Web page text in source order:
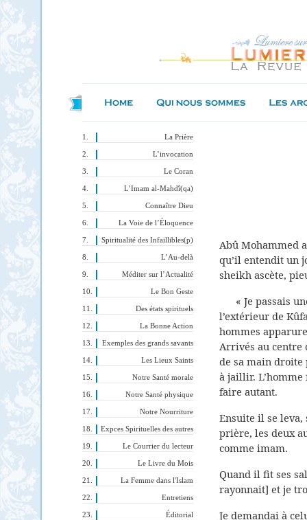
La Prière
L’invocation
Le Coran
L’Imam al-Mahdî(qa)
Connaître Dieu
La Voie de l’Éloquence
Spiritualité des Infaillibles(p)
L’Au-delà
Méditer sur l’Actualité
Le Bon Geste
Des états spirituels
La Bonne Action
Exemples des grands savants
Les Lieux Saints
Notre Santé morale
Notre Santé physique
Notre Nourriture
Expces Spirituelles des autres
Le Courrier du lecteur
Le Livre du Mois
La Femme dans l'Islam
Entretiens
Éditorial
Abû Mohammed
qu’il entendit un
sheikh ascète,
« Je passais
l’extérieur de
hommes
Arrivés au centre
de sa main droite
à jaillir.
faire autant.
Ensuite il se leva,
prière, les deux
comme imam.
Quand il fit ses
rayonnait] et je
Je demandai à